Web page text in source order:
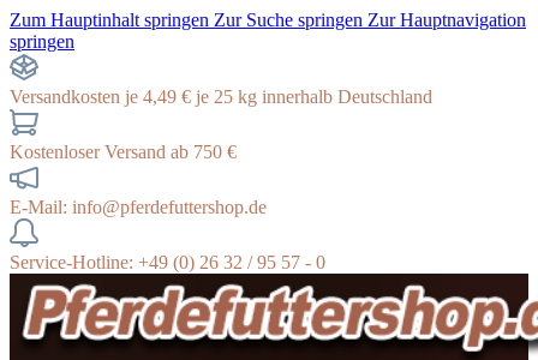
Zum Hauptinhalt springen Zur Suche springen Zur Hauptnavigation
springen
Versandkosten je 4,49 € je 25 kg innerhalb Deutschland
Kostenloser Versand ab 750 €
E-Mail: info@pferdefuttershop.de
Service-Hotline: +49 (0) 26 32 / 95 57 - 0